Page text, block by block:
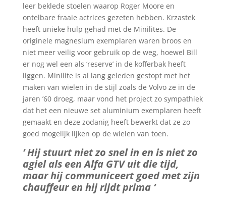
leer beklede stoelen waarop Roger Moore en
ontelbare fraaie actrices gezeten hebben. Krzastek
heeft unieke hulp gehad met de Minilites. De
originele magnesium exemplaren waren broos en
niet meer veilig voor gebruik op de weg, hoewel Bill
er nog wel een als ‘reserve’ in de kofferbak heeft
liggen. Minilite is al lang geleden gestopt met het
maken van wielen in de stijl zoals de Volvo ze in de
jaren ’60 droeg, maar vond het project zo sympathiek
dat het een nieuwe set aluminium exemplaren heeft
gemaakt en deze zodanig heeft bewerkt dat ze zo
goed mogelijk lijken op de wielen van toen.
‘ Hij stuurt niet zo snel in en is niet zo
agiel als een Alfa GTV uit die tijd,
maar hij communiceert goed met zijn
chauffeur en hij rijdt prima ‘